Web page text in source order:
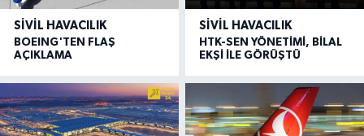
SIVIL HAVACILIK
BOEING'TEN FLAŞ
AÇIKLAMA
SIVIL HAVACILIK
HTK-SEN YÖNETİMİ, BİLAL
EKŞİ İLE GÖRÜŞTÜ